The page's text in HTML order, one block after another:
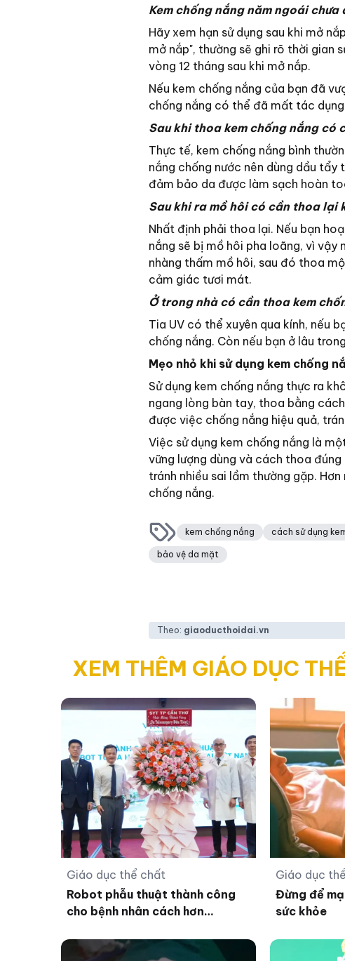
Kem chống nắng năm ngoái
Hãy xem hạn sử dụng sau khi mở
mở nắp", thường sẽ ghi rõ thời gian
vòng 12 tháng sau khi mở nắp.
Nếu kem chống nắng của bạn đã
chống nắng có thể đã mất tác
Sau khi thoa kem chống nắng có
Thực tế, kem chống nắng bình
nắng chống nước nên dùng dầu
đảm bảo da được làm sạch hoàn
Sau khi ra mồ hôi có cần thoa lại
Nhất định phải thoa lại. Nếu bạn
nắng sẽ bị mồ hôi pha loãng, vì vậy
nhàng thấm mồ hôi, sau đó thoa
cảm giác tươi mát.
Ở trong nhà có cần thoa kem
Tia UV có thể xuyên qua kính, nếu
chống nắng. Còn nếu bạn ở lâu
Mẹo nhỏ khi sử dụng kem chống
Sử dụng kem chống nắng thực ra
ngang lòng bàn tay, thoa bằng
được việc chống nắng hiệu quả,
Việc sử dụng kem chống nắng là
vững lượng dùng và cách thoa
tránh nhiều sai lầm thường gặp.
chống nắng.
kem chống nắng cách sử dụng
bảo vệ da mặt
Theo: giaoducthoidai.vn
XEM THÊM GIÁO DỤC
Giáo dục thể chất
Robot phẫu thuật thành công
cho bệnh nhân cách hơn
Giáo dục
Đừng để
sức khỏe